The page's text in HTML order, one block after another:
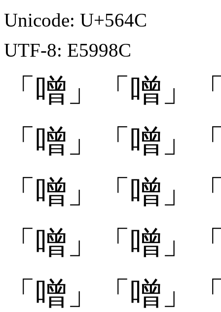
Unicode: U+564C
UTF-8: E5998C
「噌」 「噌」
「噌󠄀」 「噌󠄀」
「噌󠄁」 「噌󠄁」
「噌󠄂」 「噌󠄂」
「噌󠄃」 「噌󠄃」